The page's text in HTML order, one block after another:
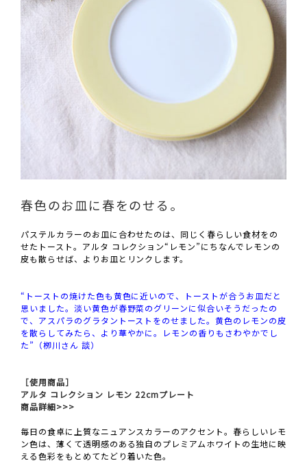
春色のお皿に春をのせる。
パステルカラーのお皿に合わせたのは、同じく春らしい食材をの
せたトースト。アルタ コレクション“レモン”にちなんでレモンの
皮も散らせば、よりお皿とリンクします。
“トーストの焼けた色も黄色に近いので、トーストが合うお皿だと
思いました。淡い黄色が春野菜のグリーンに似合いそうだったの
で、アスパラのグラタントーストをのせました。黄色のレモンの皮
を散らしてみたら、より華やかに。レモンの香りもさわやかでし
た”（栁川さん 談）
［使用商品］
アルタ コレクション レモン 22cmプレート
商品詳細>>>
毎日の食卓に上質なニュアンスカラーのアクセント。春らしいレモ
ン色は、薄くて透明感のある独自のプレミアムホワイトの生地に映
える色彩をもとめてたどり着いた色。